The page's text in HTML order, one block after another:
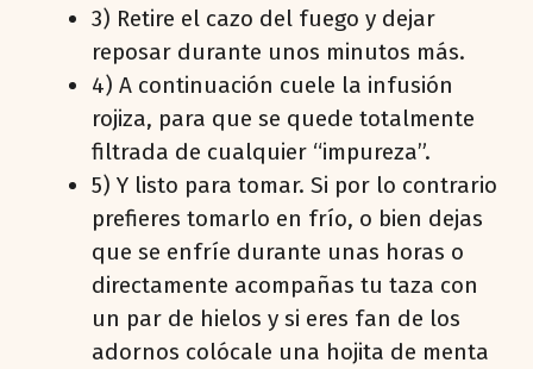
3) Retire el cazo del fuego y dejar
reposar durante unos minutos más.
4) A continuación cuele la infusión
rojiza, para que se quede totalmente
filtrada de cualquier “impureza”.
5) Y listo para tomar. Si por lo contrario
prefieres tomarlo en frío, o bien dejas
que se enfríe durante unas horas o
directamente acompañas tu taza con
un par de hielos y si eres fan de los
adornos colócale una hojita de menta